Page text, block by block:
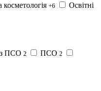
косметологія +6
Освітні
з ПСО 2 ПСО 2